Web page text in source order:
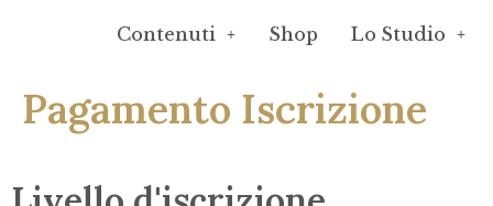
Contenuti Shop Lo Studio
Pagamento Iscrizione